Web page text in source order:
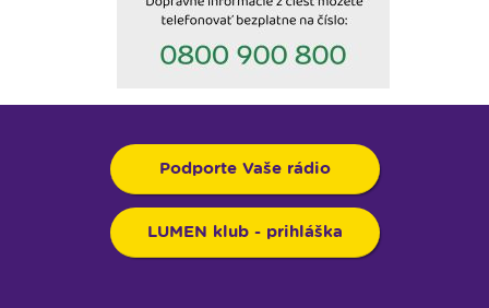
Podporte Vaše rádio
LUMEN klub - prihláška